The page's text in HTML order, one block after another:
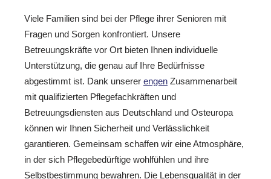
Viele Familien sind bei der Pflege ihrer Senioren mit
Fragen und Sorgen konfrontiert. Unsere
Betreuungskräfte vor Ort bieten Ihnen individuelle
Unterstützung, die genau auf Ihre Bedürfnisse
abgestimmt ist. Dank unserer engen Zusammenarbeit
mit qualifizierten Pflegefachkräften und
Betreuungsdiensten aus Deutschland und Osteuropa
können wir Ihnen Sicherheit und Verlässlichkeit
garantieren. Gemeinsam schaffen wir eine Atmosphäre,
in der sich Pflegebedürftige wohlfühlen und ihre
Selbstbestimmung bewahren. Die Lebensqualität in der